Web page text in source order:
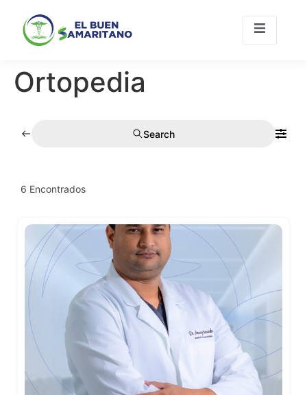
Únete A
Nosotros
Contacto
Ortopedia
Search
6 Encontrados